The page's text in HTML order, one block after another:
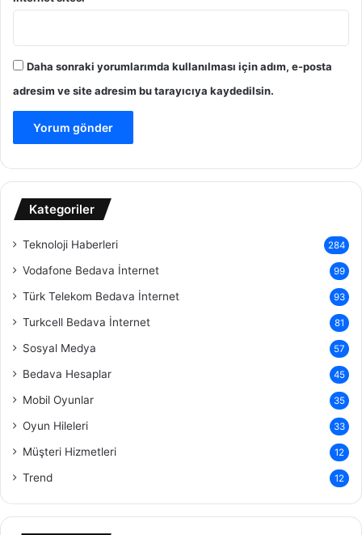
Daha sonraki yorumlarımda kullanılması için adım, e-posta
adresim ve site adresim bu tarayıcıya kaydedilsin.
Kategoriler
Teknoloji Haberleri 284
Vodafone Bedava İnternet 99
Türk Telekom Bedava İnternet 93
Turkcell Bedava İnternet 81
Sosyal Medya 57
Bedava Hesaplar 45
Mobil Oyunlar 35
Oyun Hileleri 33
Müşteri Hizmetleri 12
Trend 12